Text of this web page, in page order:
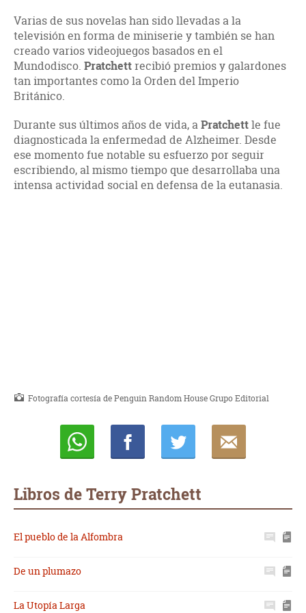
Varias de sus novelas han sido llevadas a la
televisión en forma de miniserie y también se han
creado varios videojuegos basados en el
Mundodisco. Pratchettrecibió premios y galardones
tan importantes como la Orden del Imperio
Británico.
Durante sus últimos años de vida, aPratchettle fue
diagnosticada la enfermedad de Alzheimer. Desde
ese momento fue notable su esfuerzo por seguir
escribiendo, al mismo tiempo que desarrollaba una
intensa actividad social en defensa de la eutanasia.
Fotografía cortesía de Penguin Random House Grupo Editorial
Libros de Terry Pratchett
El pueblo de la Alfombra
De un plumazo
La Utopía Larga